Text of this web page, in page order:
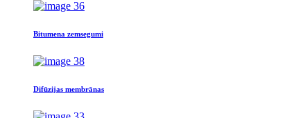
Bitumena zemsegumi
Difūzijas membrānas